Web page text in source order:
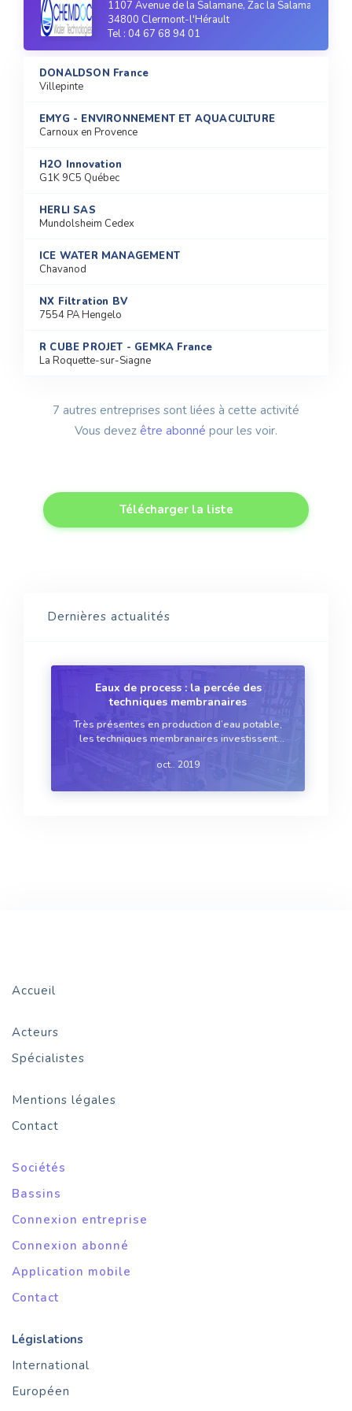
1107 Avenue de la Salamane, Zac la Salamane
34800 Clermont-l'Hérault
Tel : 04 67 68 94 01
DONALDSON France
Villepinte
EMYG - ENVIRONNEMENT ET AQUACULTURE
Carnoux en Provence
H2O Innovation
G1K 9C5 Québec
HERLI SAS
Mundolsheim Cedex
ICE WATER MANAGEMENT
Chavanod
NX Filtration BV
7554 PA Hengelo
R CUBE PROJET - GEMKA France
La Roquette-sur-Siagne
7 autres entreprises sont liées à cette activité
Vous devez être abonné pour les voir.
Télécharger la liste
Dernières actualités
Eaux de process : la percée des
techniques membranaires
Très présentes en production d’eau potable,
les techniques membranaires investissent
avec ses exigences particulières. Au sein du
l’ultrafiltration, la nano...
oct.. 2019
Accueil
Acteurs
Spécialistes
Mentions légales
Contact
Sociétés
Bassins
Connexion entreprise
Connexion abonné
Application mobile
Contact
Législations
International
Européen